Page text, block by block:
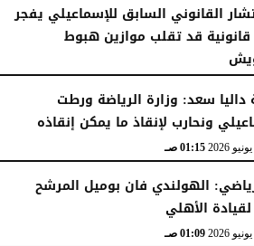
القانوني السابق للإسماعيلي يفجر
قانونية قد تقلب موازين هبوط
داليا سعد: وزارة الرياضة ورطت
ونحارب لإنقاذ ما يمكن إنقاذه
01:15 صـ
الهولندي فان بوميل المرشح
الأهلي
01:09 صـ